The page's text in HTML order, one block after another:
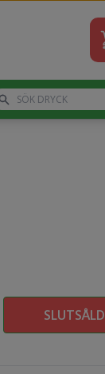
SLUTSÅLD